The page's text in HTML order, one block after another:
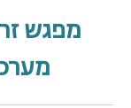
מפגש